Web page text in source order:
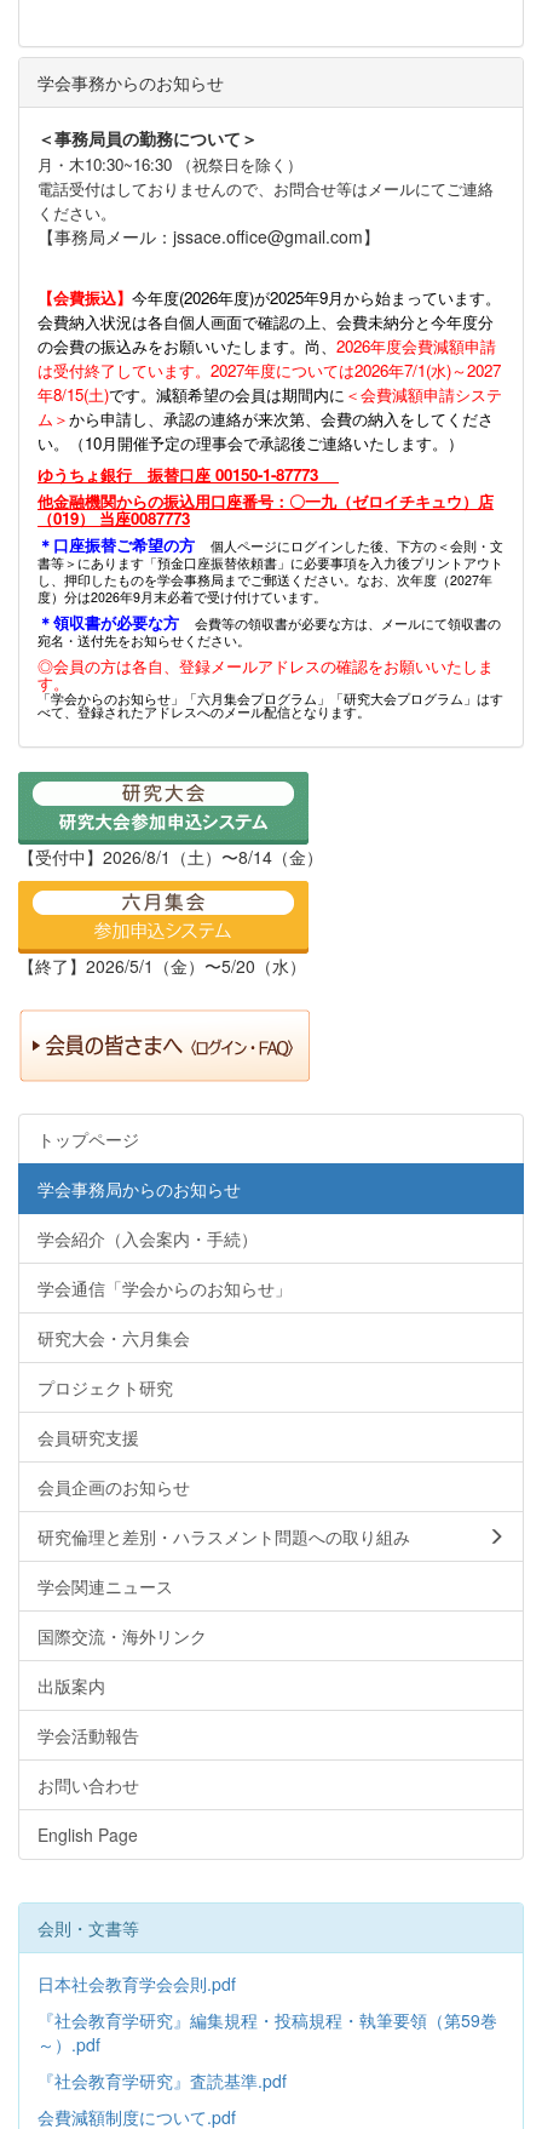
学会事務からのお知らせ
＜事務局員の勤務について＞
月・木10:30~16:30 （祝祭日を除く）
電話受付はしておりませんので、お問合せ等はメールにてご連絡
ください。
【事務局メール：jssace.office@gmail.com】
【会費振込】 今年度(2026年度)が2025年9月から始まっています。
会費納入状況は各自個人画面で確認の上、会費未納分と今年度分
の会費の振込みをお願いいたします。尚、 2026年度会費減額申請
は受付終了しています。2027年度については2026年7/1(水)～2027
年8/15(土)です。減額希望の会員は期間内に ＜会費減額申請システ
ム＞から申請し、承認の連絡が来次第、会費の納入をしてくださ
い。（10月開催予定の理事会で承認後ご連絡いたします。）
ゆうちょ銀行 振替口座 00150-1-87773
他金融機関からの振込用口座番号：〇一九（ゼロイチキュウ）店
（019） 当座0087773
＊口座振替ご希望の方
個人ページにログインした後、下方の＜会則・文
書等＞にあります「預金口座振替依頼書」に必要事項を入力後プリントアウト
し、押印したものを学会事務局までご郵送ください。なお、次年度（2027年
度）分は2026年9月末必着で受け付けています。
＊領収書が必要な方
会費等の領収書が必要な方は、メールにて領収書の
宛名・送付先をお知らせください。
◎会員の方は各自、登録メールアドレスの確認をお願いいたしま
す。
「学会からのお知らせ」「六月集会プログラム」「研究大会プログラム」はす
べて、登録されたアドレスへのメール配信となります。
【受付中】2026/8/1（土）〜8/14（金）
【終了】2026/5/1（金）〜5/20（水）
トップページ
学会事務局からのお知らせ
学会紹介（入会案内・手続）
学会通信「学会からのお知らせ」
研究大会・六月集会
プロジェクト研究
会員研究支援
会員企画のお知らせ
研究倫理と差別・ハラスメント問題への取り組み
学会関連ニュース
国際交流・海外リンク
出版案内
学会活動報告
お問い合わせ
English Page
会則・文書等
日本社会教育学会会則.pdf
『社会教育学研究』編集規程・投稿規程・執筆要領（第59巻
～）.pdf
『社会教育学研究』査読基準.pdf
会費減額制度について.pdf